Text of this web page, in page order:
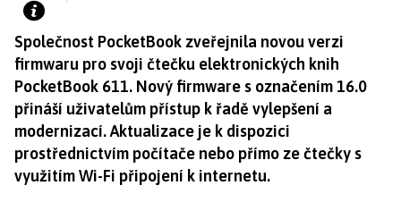
Společnost PocketBook zveřejnila novou verzi
firmwaru pro svoji čtečku elektronických knih
PocketBook 611. Nový firmware s označením 16.0
přináší uživatelům přístup k řadě vylepšení a
modernizací. Aktualizace je k dispozici
prostřednictvím počítače nebo přímo ze čtečky s
využitím Wi-Fi připojení k internetu.